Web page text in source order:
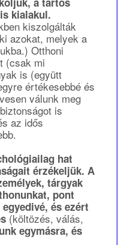
kialakul.
kiszolgálták
azokat, melyek a
Otthoni
(csak mi
is (együtt
értékesebbé és
válunk meg
is
az idős
hat
érzékeljük. A
tárgyak
pont
és ezért
(költözés, válás,
egymásra, és